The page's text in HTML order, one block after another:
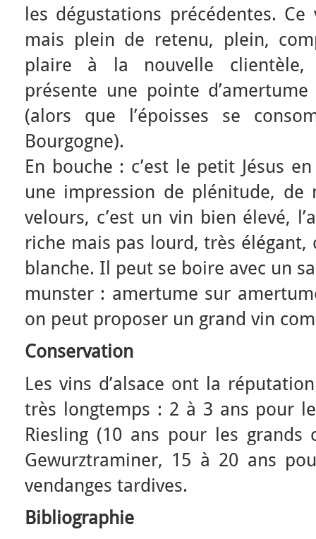
les dégustations précédentes.
mais plein de retenu, plein,
plaire à la nouvelle clientèle,
présente une pointe
(alors que l’époisses se
Bourgogne).
En bouche : c’est le petit Jésus
une impression de plénitude, de
velours, c’est un vin bien élevé,
riche mais pas lourd, très
blanche. Il peut se boire avec un
munster : amertume sur
on peut proposer un grand vin
Conservation
Les vins d’alsace ont la
très longtemps : 2 à 3 ans pour
Riesling (10 ans pour les
Gewurztraminer, 15 à 20 ans
vendanges tardives.
Bibliographie